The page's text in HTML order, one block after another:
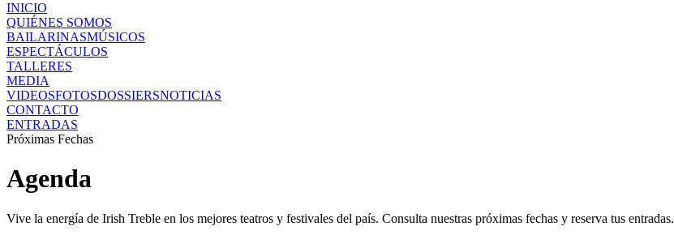
INICIO
QUIÉNES SOMOS
BAILARINASMÚSICOS
ESPECTÁCULOS
TALLERES
MEDIA
VIDEOSFOTOSDOSSIERSNOTICIAS
CONTACTO
ENTRADAS
Próximas Fechas
Agenda
Vive la energía de Irish Treble en los mejores teatros y festivales del país. Consulta nuestras próximas fechas y reserva tus entradas.